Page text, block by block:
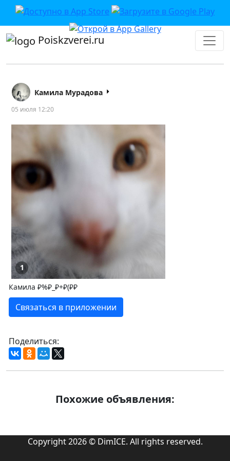
Poiskzverei.ru
Камила Мурадова
05 июля 12:20
1
Камила ₽%₽_₽+₽(₽₽
Связаться в приложении
Поделиться:
Похожие объявления:
Copyright 2026 © DimICE. All rights reserved.